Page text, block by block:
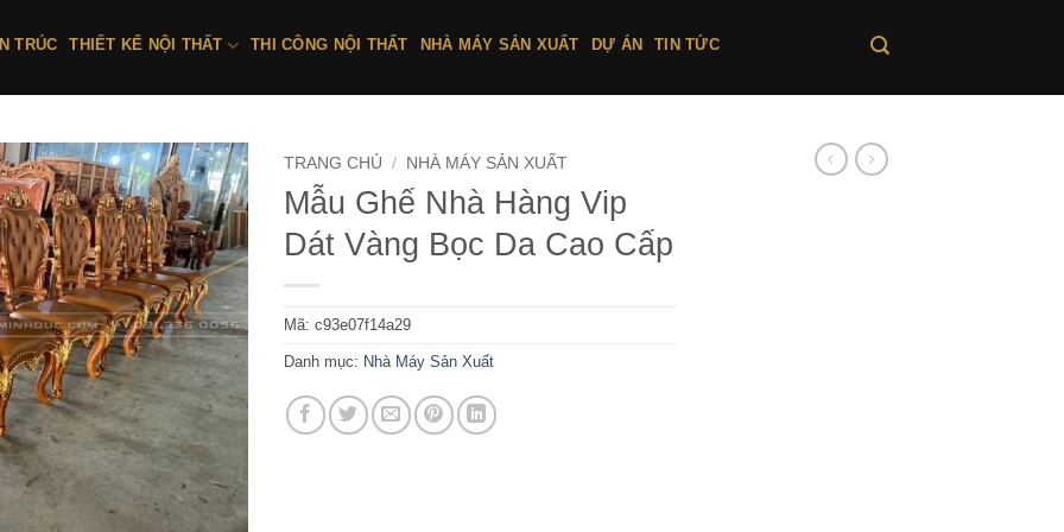
TRÚC THIẾT KẾ NỘI THẤT THI CÔNG NỘI THẤT NHÀ MÁY SẢN XUẤT DỰ ÁN TIN TỨC
TRANG CHỦ / NHÀ MÁY SẢN XUẤT
Mẫu Ghế Nhà Hàng Vip
Dát Vàng Bọc Da Cao Cấp
Mã: c93e07f14a29
Danh mục: Nhà Máy Sản Xuất